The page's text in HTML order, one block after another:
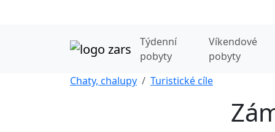
Týdenní
pobyty
Víkendové
pobyty
Chaty, chalupy
Turistické cíle